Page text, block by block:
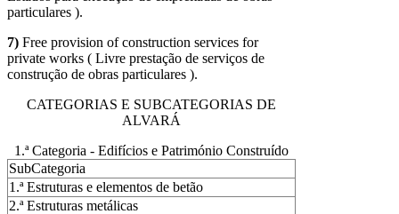
particulares ).
7) Free provision of construction services for
private works ( Livre prestação de serviços de
construção de obras particulares ).
CATEGORIAS E SUBCATEGORIAS DE
ALVARÁ
1.ª Categoria - Edifícios e Património Construído
SubCategoria
1.ª Estruturas e elementos de betão
2.ª Estruturas metálicas